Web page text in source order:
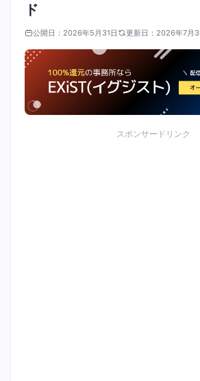
ド
公開日： 2026年5月31日 更新日： 2026年7月3
スポンサードリンク